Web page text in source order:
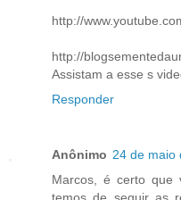
http://
http://
Assistam a esse s
Responder
Anônimo 24 de maio
Marcos, é certo que
temos de seguir as